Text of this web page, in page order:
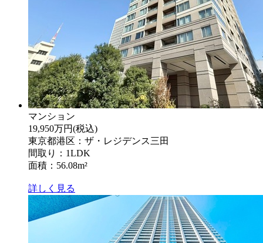
マンション
19,950万円(税込)
東京都港区：ザ・レジデンス三田
間取り：1LDK
面積：56.08m²
詳しく見る